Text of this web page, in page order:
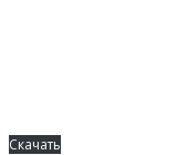
Скачать